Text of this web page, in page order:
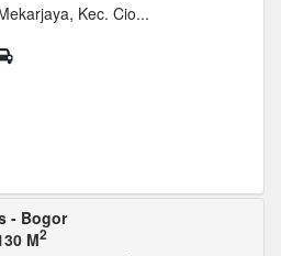
Kec. Cio...
- Bogor
M2